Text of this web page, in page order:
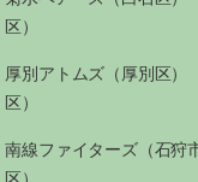
区）
厚別アトムズ（厚別
区）
南線ファイターズ（